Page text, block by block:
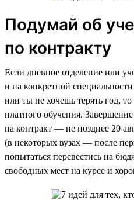
Подумай об
по контракту
Если дневное отделение или
и на конкретной
или ты не хочешь терять год,
платного обучения.
на контракт — не позднее 20
(в некоторых вузах — после
попытаться перевестись на
свободных мест на курсе и